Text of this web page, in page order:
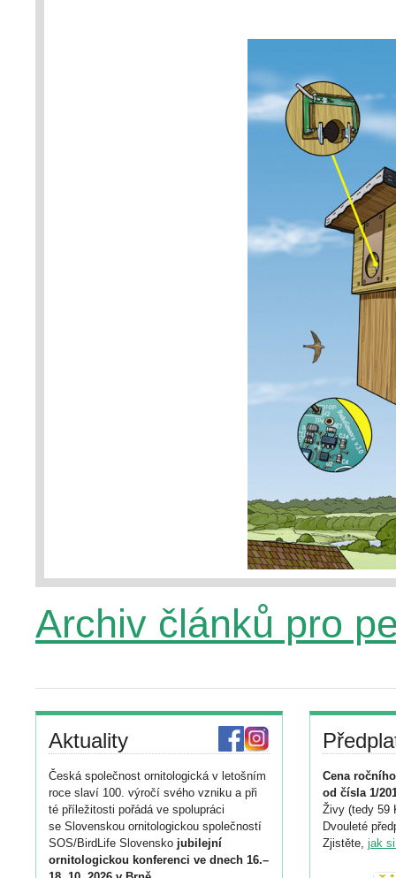
Archiv článků pro
Aktuality
Česká společnost ornitologická v letošním
roce slaví 100. výročí svého vzniku a při
té příležitosti pořádá ve spolupráci
se Slovenskou ornitologickou společností
SOS/BirdLife Slovensko jubilejní
ornitologickou konferenci ve dnech 16.–
Cena
od čísla 1/
Živy (tedy 59
Dvouleté
Zjistěte, jak